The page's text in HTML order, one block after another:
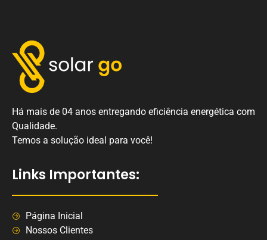
Há mais de 04 anos entregando eficiência energética com
Qualidade.
Temos a solução ideal para você!
Links Importantes:
Página Inicial
Nossos Clientes